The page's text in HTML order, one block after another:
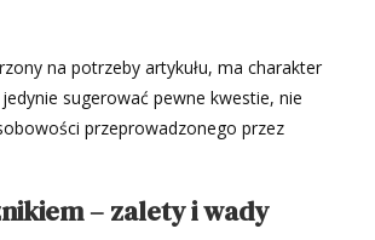
na potrzeby artykułu, ma charakter
sugerować pewne kwestie, nie
przeprowadzonego przez
– zalety i wady